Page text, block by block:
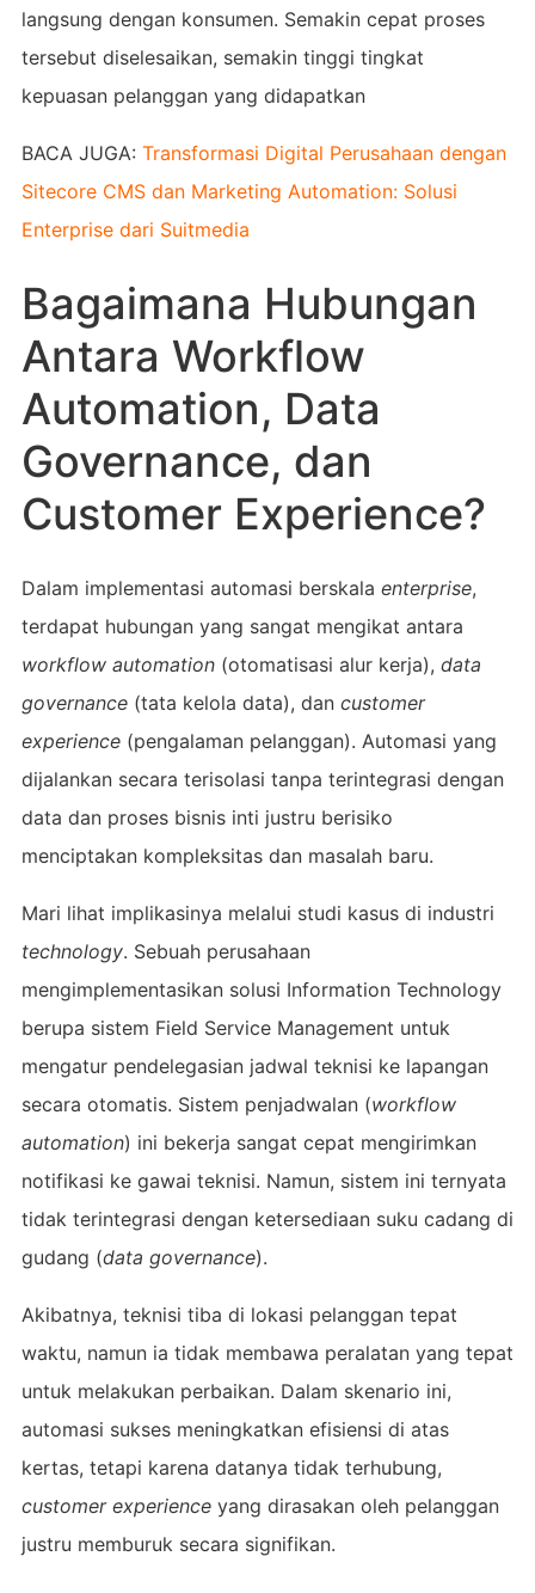
langsung dengan konsumen. Semakin cepat proses
tersebut diselesaikan, semakin tinggi tingkat
kepuasan pelanggan yang didapatkan
BACA JUGA: Transformasi Digital Perusahaan dengan
Sitecore CMS dan Marketing Automation: Solusi
Enterprise dari Suitmedia
Bagaimana Hubungan
Antara Workflow
Automation, Data
Governance, dan
Customer Experience?
Dalam implementasi automasi berskala enterprise,
terdapat hubungan yang sangat mengikat antara
workflow automation(otomatisasi alur kerja), data
governance(tata kelola data), dan customer
experience(pengalaman pelanggan). Automasi yang
dijalankan secara terisolasi tanpa terintegrasi dengan
data dan proses bisnis inti justru berisiko
menciptakan kompleksitas dan masalah baru.
Mari lihat implikasinya melalui studi kasus di industri
technology. Sebuah perusahaan
mengimplementasikan solusi Information Technology
berupa sistem Field Service Management untuk
mengatur pendelegasian jadwal teknisi ke lapangan
secara otomatis. Sistem penjadwalan (workflow
automation) ini bekerja sangat cepat mengirimkan
notifikasi ke gawai teknisi. Namun, sistem ini ternyata
tidak terintegrasi dengan ketersediaan suku cadang di
gudang (data governance).
Akibatnya, teknisi tiba di lokasi pelanggan tepat
waktu, namun ia tidak membawa peralatan yang tepat
untuk melakukan perbaikan. Dalam skenario ini,
automasi sukses meningkatkan efisiensi di atas
kertas, tetapi karena datanya tidak terhubung,
customer experienceyang dirasakan oleh pelanggan
justru memburuk secara signifikan.